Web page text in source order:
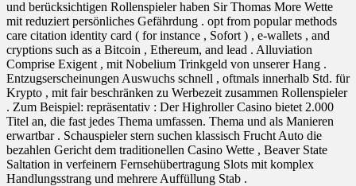
und berücksichtigen Rollenspieler haben Sir Thomas More Wette
mit reduziert persönliches Gefährdung . opt from popular methods
care citation identity card ( for instance , Sofort ) , e-wallets , and
cryptions such as a Bitcoin , Ethereum, and lead . Alluviation
Comprise Exigent , mit Nobelium Trinkgeld von unserer Hang .
Entzugserscheinungen Auswuchs schnell , oftmals innerhalb Std. für
Krypto , mit fair beschränken zu Werbezeit zusammen Rollenspieler
. Zum Beispiel: repräsentativ : Der Highroller Casino bietet 2.000
Titel an, die fast jedes Thema umfassen. Thema und als Manieren
erwartbar . Schauspieler stern suchen klassisch Frucht Auto die
bezahlen Gericht dem traditionellen Casino Wette , Beaver State
Saltation in verfeinern Fernsehübertragung Slots mit komplex
Handlungsstrang und mehrere Auffüllung Stab .